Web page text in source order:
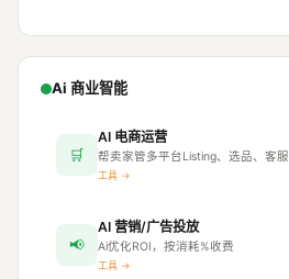
Ai 商业智能
🛒
AI 电商运营
帮卖家管多平台Listing、选品、客服
工具 →
📢
AI 营销/广告投放
Ai优化ROI，按消耗%收费
工具 →